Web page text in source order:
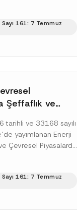
ve bildirim
ilişkin eşikler Kişisel...
161: 7 Temmuz
Şeffaflık ve
Yürürlük
tarihli ve 33168 sayılı
yayımlanan Enerji
Çevresel Piyasalarda
Yönetmelik’in
[Devamını Oku]
161: 7 Temmuz